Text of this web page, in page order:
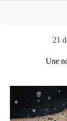
21
Une